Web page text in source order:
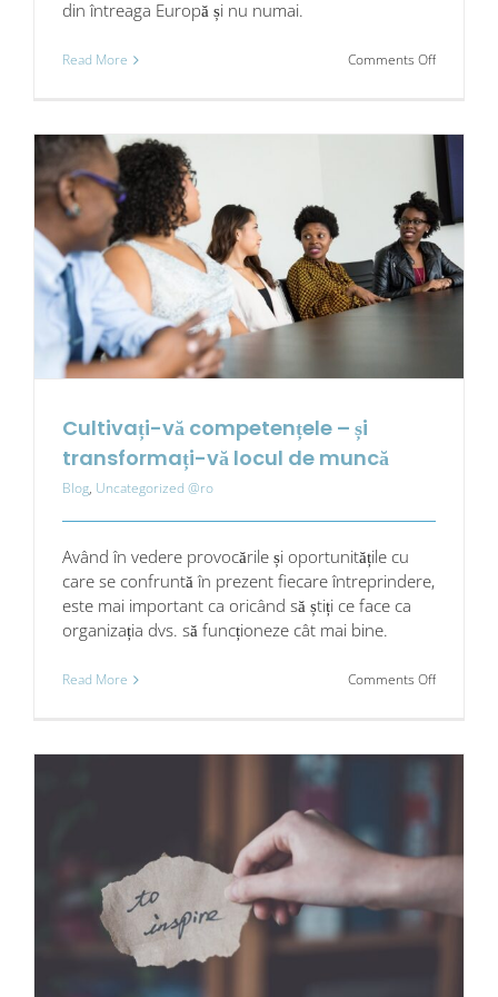
din întreaga Europă și nu numai.
Read More Comments Offon
a
dezvoltării
poate
face
ca
să
aibă
să
Cultivați-vă competențele – și
transformați-vă locul de muncă
Blog, Uncategorized @ro
Având în vedere provocările și oportunitățile cu
care se confruntă în prezent fiecare întreprindere,
este mai important ca oricând să știți ce face ca
organizația dvs. să funcționeze cât mai bine.
Read More Comments Offon
–
de